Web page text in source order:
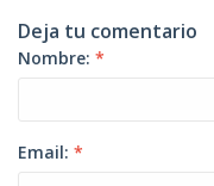
Deja tu comentario
Nombre: *
Email: *